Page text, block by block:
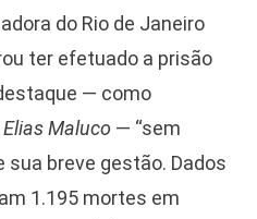
do Rio de Janeiro
ter efetuado a prisão
— como
Elias Maluco — “sem
sua breve gestão. Dados
1.195 mortes em